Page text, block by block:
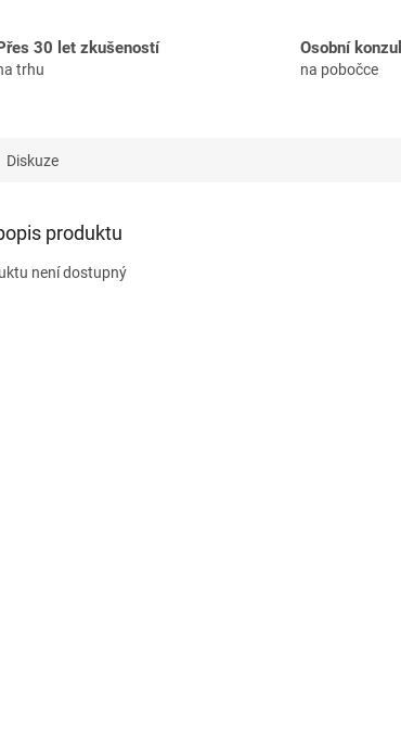
30 let zkušeností
trhu
Osobní
na pobočce
Diskuze
produktu
není dostupný